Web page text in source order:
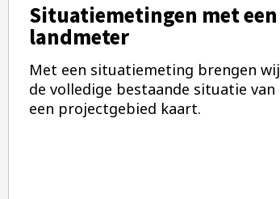
Situatiemetingen met een
landmeter
Met een situatiemeting brengen wij
de volledige bestaande situatie van
een projectgebied kaart.